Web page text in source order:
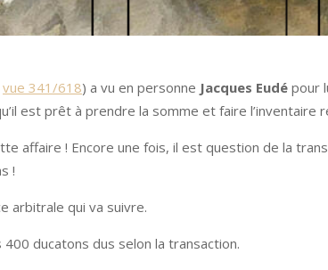
vue 341/618) a vu en personne Jacques Eudé pour
est prêt à prendre la somme et faire l’inventaire
affaire ! Encore une fois, il est question de la
!
arbitrale qui va suivre.
400 ducatons dus selon la transaction.